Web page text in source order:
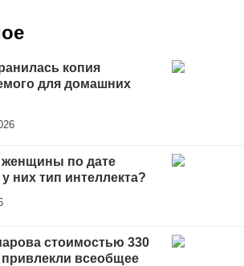
копия
для домашних
по дате
них тип интеллекта?
стоимостью 330
всеобщее